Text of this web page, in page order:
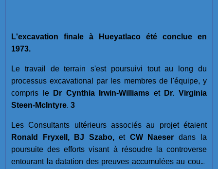
L'excavation finale à Hueyatlaco été conclue en
1973.
Le travail de terrain s'est poursuivi tout au long du
processus excavational par les membres de l'équipe, y
compris le
Dr Cynthia Irwin-Williams et Dr. Virginia
Steen-McIntyre. 3
Les Consultants ultérieurs associés au projet étaient
Ronald Fryxell, BJ Szabo, etCW Naeser dans la
poursuite des efforts visant à résoudre la controverse
entourant la datation des preuves accumulées au cours